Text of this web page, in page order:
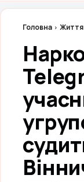
Головна Життя